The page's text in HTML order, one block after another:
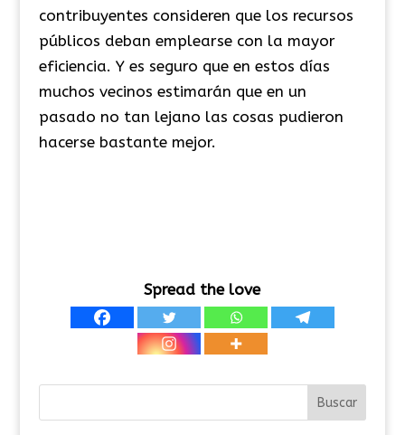
contribuyentes consideren que los recursos
públicos deban emplearse con la mayor
eficiencia. Y es seguro que en estos días
muchos vecinos estimarán que en un
pasado no tan lejano las cosas pudieron
hacerse bastante mejor.
Spread the love